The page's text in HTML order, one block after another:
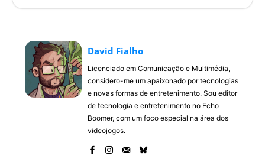
David Fialho
Licenciado em Comunicação e Multimédia,
considero-me um apaixonado por tecnologias
e novas formas de entretenimento. Sou editor
de tecnologia e entretenimento no Echo
Boomer, com um foco especial na área dos
videojogos.